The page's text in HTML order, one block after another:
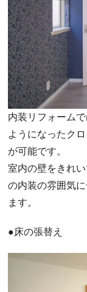
内装リフォーム
ようになったク
が可能です。
室内の壁をきれ
の内装の雰囲気
ます。
●床の張替え